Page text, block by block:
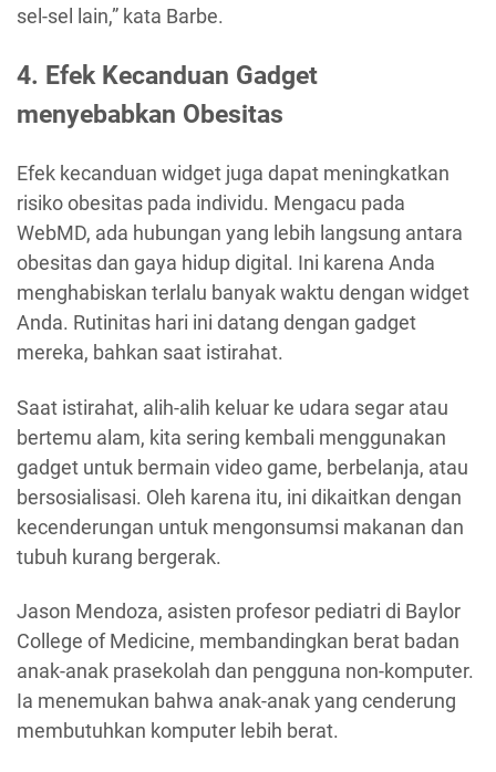
sel-sel lain,” kata Barbe.
4. Efek Kecanduan Gadget
menyebabkan Obesitas
Efek kecanduan widget juga dapat meningkatkan
risiko obesitas pada individu. Mengacu pada
WebMD, ada hubungan yang lebih langsung antara
obesitas dan gaya hidup digital. Ini karena Anda
menghabiskan terlalu banyak waktu dengan widget
Anda. Rutinitas hari ini datang dengan gadget
mereka, bahkan saat istirahat.
Saat istirahat, alih-alih keluar ke udara segar atau
bertemu alam, kita sering kembali menggunakan
gadget untuk bermain video game, berbelanja, atau
bersosialisasi. Oleh karena itu, ini dikaitkan dengan
kecenderungan untuk mengonsumsi makanan dan
tubuh kurang bergerak.
Jason Mendoza, asisten profesor pediatri di Baylor
College of Medicine, membandingkan berat badan
anak-anak prasekolah dan pengguna non-komputer.
Ia menemukan bahwa anak-anak yang cenderung
membutuhkan komputer lebih berat.